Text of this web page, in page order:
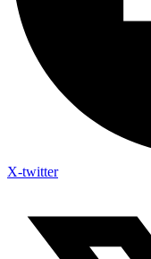
X-twitter